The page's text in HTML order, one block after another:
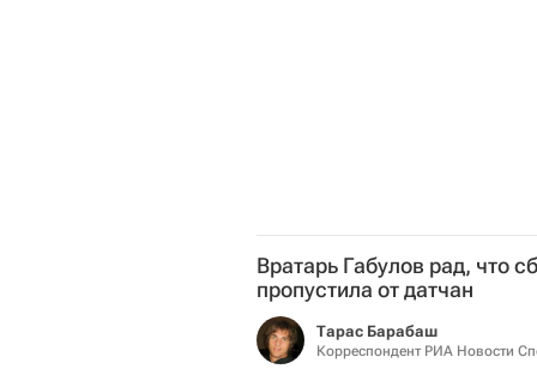
Вратарь Габулов рад, что
пропустила от датчан
Тарас Барабаш
Корреспондент РИА Новости